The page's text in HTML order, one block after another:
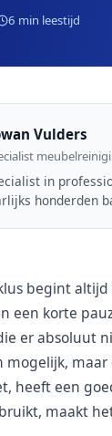
6 min leestijd
Vulders
in
honderden
begint
een korte
er absoluut
mogelijk,
heeft een
maakt